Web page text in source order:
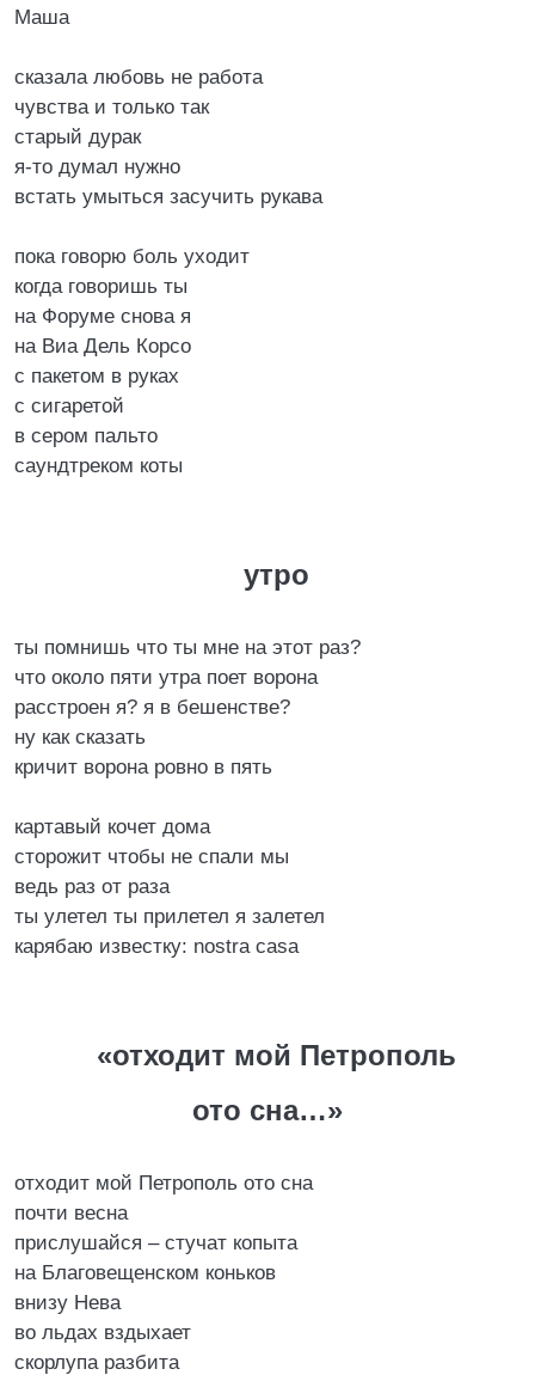
Маша
сказала любовь не работа
чувства и только так
старый дурак
я-то думал нужно
встать умыться засучить рукава
пока говорю боль уходит
когда говоришь ты
на Форуме снова я
на Виа Дель Корсо
с пакетом в руках
с сигаретой
в сером пальто
саундтреком коты
утро
ты помнишь что ты мне на этот раз?
что около пяти утра поет ворона
расстроен я? я в бешенстве?
ну как сказать
кричит ворона ровно в пять
картавый кочет дома
сторожит чтобы не спали мы
ведь раз от раза
ты улетел ты прилетел я залетел
карябаю известку: nostra casa
«отходит мой Петрополь
ото сна…»
отходит мой Петрополь ото сна
почти весна
прислушайся – стучат копыта
на Благовещенском коньков
внизу Нева
во льдах вздыхает
скорлупа разбита